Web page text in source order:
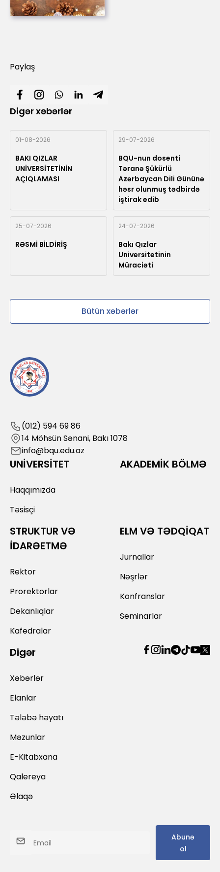
Paylaş
Digər xəbərlər
01-08-2026
BAKI QIZLAR
UNİVERSİTETİNİN
AÇIQLAMASI
29-07-2026
BQU-nun dosenti
Təranə Şükürlü
Azərbaycan Dili Gününə
həsr olunmuş tədbirdə
iştirak edib
25-07-2026
RƏSMİ BİLDİRİŞ
24-07-2026
Bakı Qızlar
Universitetinin
Müraciəti
Bütün xəbərlər
(012) 594 69 86
14 Möhsün Sənani, Bakı 1078
info@bqu.edu.az
UNİVERSİTET
Haqqımızda
Təsisçi
AKADEMİK BÖLMƏ
STRUKTUR VƏ
İDARƏETMƏ
Rektor
Prorektorlar
Dekanlıqlar
Kafedralar
ELM VƏ TƏDQİQAT
Jurnallar
Nəşrlər
Konfranslar
Seminarlar
Digər
Xəbərlər
Elanlar
Tələbə həyatı
Məzunlar
E-Kitabxana
Qalereya
Əlaqə
Abunə
ol